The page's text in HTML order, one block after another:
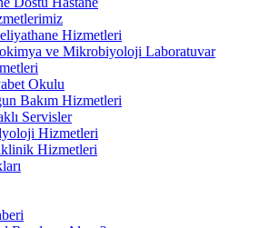
Hizmetleri
ve Mikrobiyoloji Laboratuvar
Okulu
Bakım Hizmetleri
Servisler
Hizmetleri
Hizmetleri